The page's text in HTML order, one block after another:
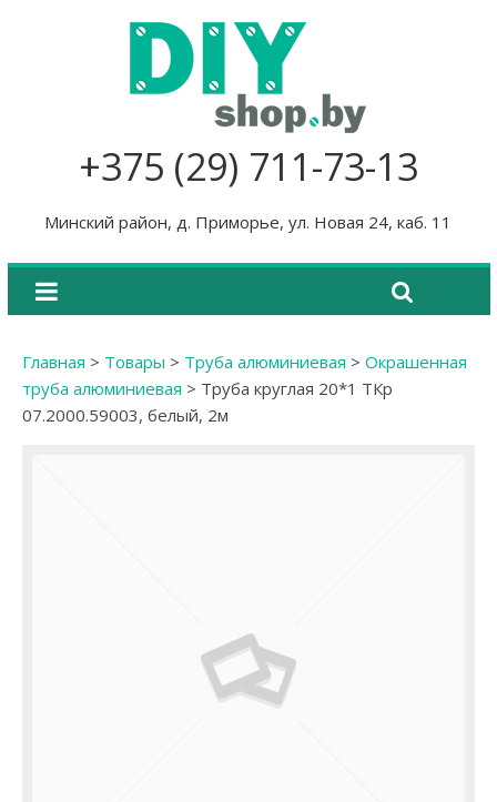
+375 (29) 711-73-13
Минский район, д. Приморье, ул. Новая 24, каб. 11
Главная > Товары > Труба алюминиевая > Окрашенная
труба алюминиевая > Труба круглая 20*1 ТКр
07.2000.59003, белый, 2м